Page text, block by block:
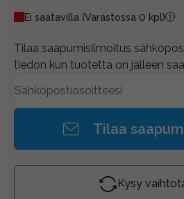
Ei saatavilla (Varastossa 0 kpl)
Tilaa saapumisilmoitus
tiedon kun tuotetta on jälleen
Tilaa
Kysy